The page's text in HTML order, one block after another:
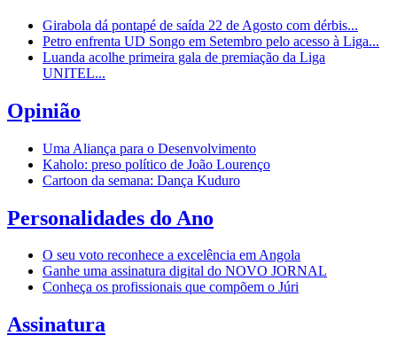
Girabola dá pontapé de saída 22 de Agosto com dérbis...
Petro enfrenta UD Songo em Setembro pelo acesso à Liga...
Luanda acolhe primeira gala de premiação da Liga
UNITEL...
Opinião
Uma Aliança para o Desenvolvimento
Kaholo: preso político de João Lourenço
Cartoon da semana: Dança Kuduro
Personalidades do Ano
O seu voto reconhece a excelência em Angola
Ganhe uma assinatura digital do NOVO JORNAL
Conheça os profissionais que compõem o Júri
Assinatura